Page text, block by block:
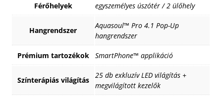
Férőhelyek egyszemélyes úszótér / 2 ülőhely
Hangrendszer
Aquasoul™ Pro 4.1 Pop-Up
hangrendszer
Prémium tartozékok SmartPhone™ applikáció
Színterápiás világítás
25 db exkluzív LED világítás +
megvilágított kezelők